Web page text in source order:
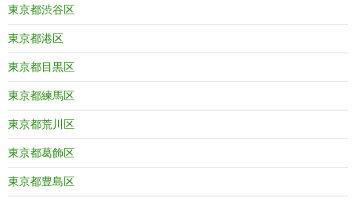
東京都渋谷区
東京都港区
東京都目黒区
東京都練馬区
東京都荒川区
東京都葛飾区
東京都豊島区